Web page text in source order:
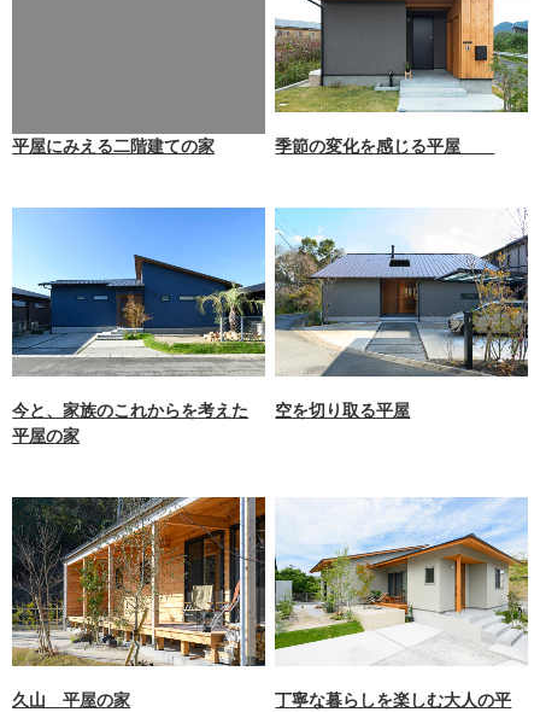
平屋にみえる二階建ての家 季節の変化を感じる平屋
今と、家族のこれからを考えた
平屋の家
空を切り取る平屋
久山 平屋の家
丁寧な暮らしを楽しむ大人の平